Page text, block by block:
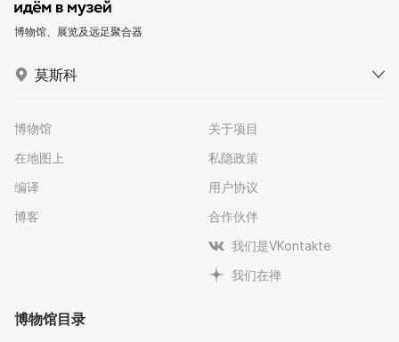
博物馆、展览及远足聚合器
莫斯科
博物馆
在地图上
编译
博客
关于项目
私隐政策
用户协议
合作伙伴
我们是VKontakte
我们在禅
博物馆目录